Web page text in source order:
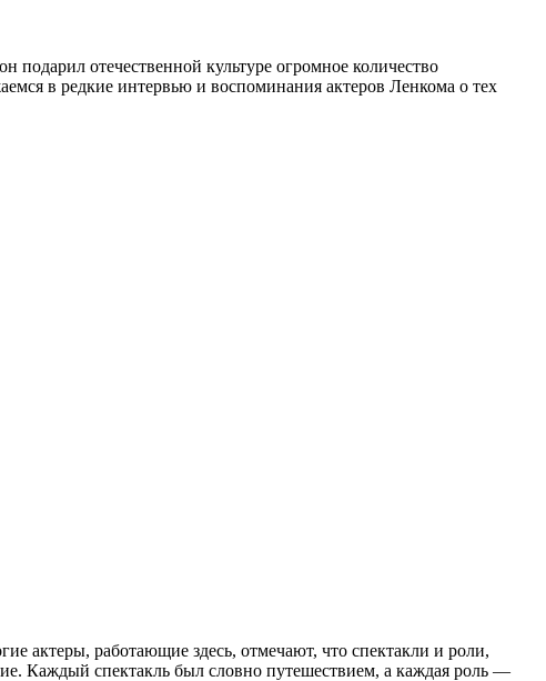
отечественной культуре огромное количество
в редкие интервью и воспоминания актеров Ленкома о тех
актеры, работающие здесь, отмечают, что спектакли и роли,
Каждый спектакль был словно путешествием, а каждая роль —